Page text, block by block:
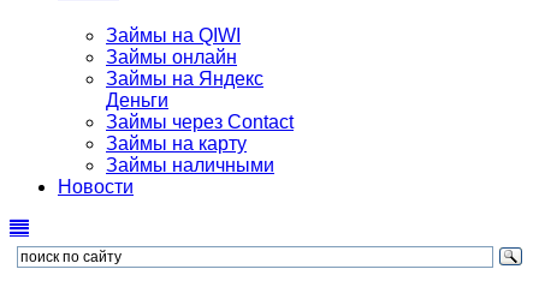
Займы на QIWI
Займы онлайн
Займы на Яндекс
Деньги
Займы через Contact
Займы на карту
Займы наличными
Новости